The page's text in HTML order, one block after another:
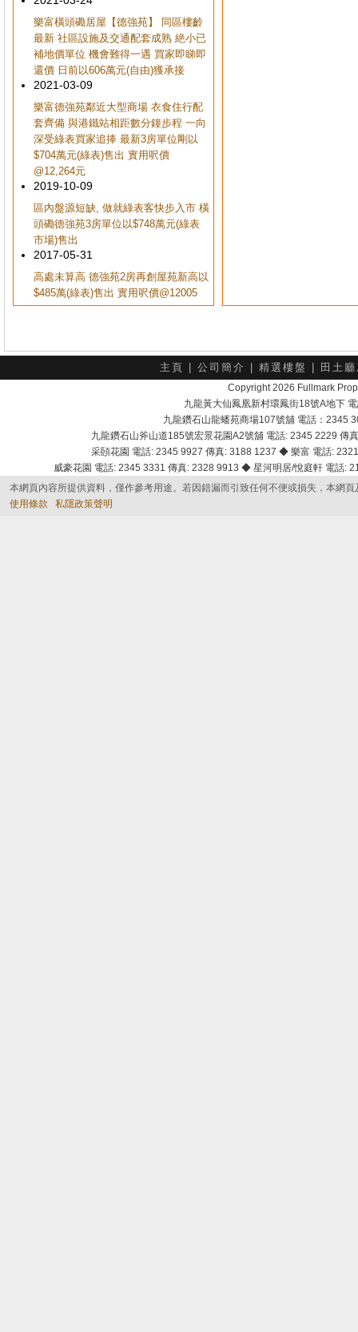
樂富橫頭磡居屋【德強苑】 同區樓齡
最新 社區設施及交通配套成熟 絶小已
補地價單位 機會難得一遇 買家即睇即
還價 日前以606萬元(自由)獲承接
2021-03-09
樂富德強苑鄰近大型商場 衣食住行配
套齊備 與港鐵站相距數分鐘步程 一向
深受綠表買家追捧 最新3房單位剛以
$704萬元(綠表)售出 實用呎價
@12,264元
2019-10-09
區內盤源短缺, 做就綠表客快步入市 橫
頭磡德強苑3房單位以$748萬元(綠表
市場)售出
2017-05-31
高處未算高 德強苑2房再創屋苑新高以
$485萬(綠表)售出 實用呎價@12005
主頁 公司簡介 精選樓盤 田土
Copyright 2026 Fullmark
九龍黃大仙鳳凰新村環鳳街18號A地下
九龍鑽石山龍蟠苑商場107號舖 電話：2345
九龍鑽石山斧山道185號宏景花園A2號舖 電話: 2345 2229
采頣花園 電話: 2345 9927 傳真: 3188 1237 ◆ 樂富 電話:
威豪花園 電話: 2345 3331 傳真: 2328 9913 ◆ 星河明居/悅庭軒 電話
本網頁內容所提供資料，僅作參考用途。若因錯漏而引致任何不便或損失，本網
使用條款
私隱政策聲明